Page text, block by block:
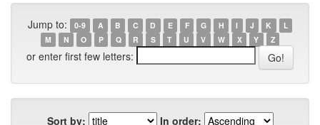
Jump to: 0-9 A B C D E F G H I J K
L
M
N O P Q R S T U V W X Y Z
or enter first few letters:
Sort by:
In order: